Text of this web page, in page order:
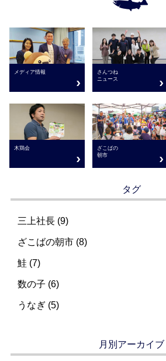
メディア情報
さんつね
ニュース
木鶏会
ざこばの
朝市
タグ
三上社長 (9)
ざこばの朝市 (8)
鮭 (7)
数の子 (6)
うなぎ (5)
月別アーカイブ